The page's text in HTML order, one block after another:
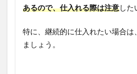
あるので、仕入れる際は注意した
特に、継続的に仕入れたい場合は
ましょう。